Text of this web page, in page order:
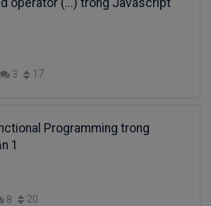
3 17
Programming trong
1
8 20